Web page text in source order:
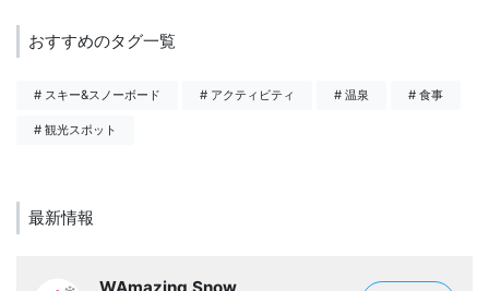
おすすめのタグ一覧
# スキー&スノーボード # アクティビティ # 温泉 # 食事
# 観光スポット
最新情報